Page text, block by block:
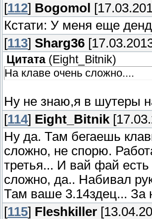
[112] Bogomol
Кстати: У меня еще
[113] Sharg36
Цитата (Eight_Bitnik)
На клаве очень сложно....
Ну не знаю,я в шутеры
[114] Eight_Bitnik
Ну да. Там бегаешь
сложно, не спорю.
третья... И вай фай
сложно, да.. Набивал
Там ваше 3.14здец... За
[115] Fleshkiller